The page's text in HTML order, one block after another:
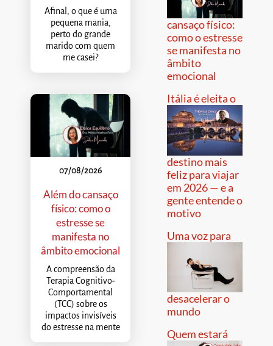
Afinal, o que é uma
pequena mania,
perto do grande
marido com quem
me casei?
07/08/2026
Além do cansaço
físico: como o
estresse se
manifesta no
âmbito emocional
A compreensão da
Terapia Cognitivo-
Comportamental
(TCC) sobre os
impactos invisíveis
do estresse na mente
cansaço físico:
como o estresse
se manifesta no
âmbito
emocional
Itália é eleita o
destino mais
feliz para viajar
em 2026 — e a
gente entende o
motivo
Uma voz para
desacelerar o
mundo
Quem estará